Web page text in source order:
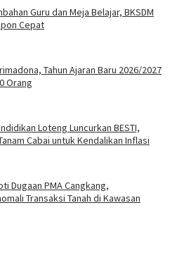
Guru dan Meja Belajar, BKSDM
Cepat
Tahun Ajaran Baru 2026/2027
Orang
Loteng Luncurkan BESTI,
Cabai untuk Kendalikan Inflasi
Dugaan PMA Cangkang,
Transaksi Tanah di Kawasan